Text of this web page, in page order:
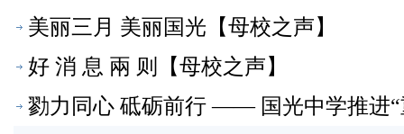
美丽三月 美丽国光【母校之声】
好 消 息 兩 则【母校之声】
勠力同心 砥砺前行 —— 国光中学推进